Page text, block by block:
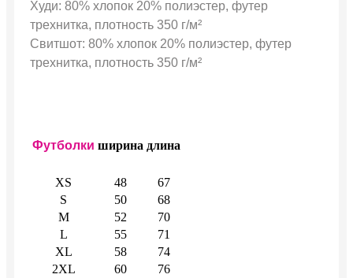
Худи: 80% хлопок 20% полиэстер, футер
трехнитка, плотность 350 г/м²
Свитшот: 80% хлопок 20% полиэстер, футер
трехнитка, плотность 350 г/м²
Футболки ширина длина
XS 48
67
S
50
68
M
52
70
L
55
71
XL
58
74
2XL
60
76